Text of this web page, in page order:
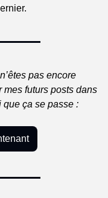
pas encore
futurs posts dans
que ça se passe :